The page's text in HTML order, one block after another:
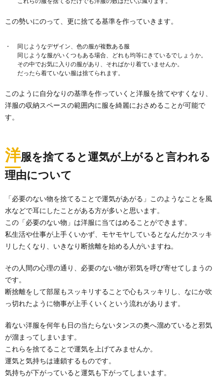
カーペット掃除はまずブラシでホコリや髪
の毛をかき出してから
カーペットにいきなり掃除機をかけるのはＮＧなんで
庭の草むしりを業者に依頼する場合の費用
主婦なら掃除が得意、とは限りません。 当然掃除が苦
手で、いつもしようしようとは思っているのになかな...
壁紙掃除は重曹を上手く使うことで簡単に
汚れを落とせる！
壁紙の掃除をして綺麗にしたいなら、重曹を使ってみ
この勢いにのって、更に捨てる基準を作っていきます。
同じようなデザイン、色の服が複数ある服
同じような服がいくつもある場合、どれも均等にきているでしょうか。
その中でお気に入りの服があり、そればかり着ていませんか。
だったら着ていない服は捨てられます。
このように自分なりの基準を作っていくと洋服を捨てやすくなり、
洋服の収納スペースの範囲内に服を綺麗におさめることが可能で
す。
洋服を捨てると運気が上がると言われる
理由について
「必要のない物を捨てることで運気があがる」このようなことを風
水などで耳にしたことがある方が多いと思います。
この「必要のない物」は洋服に当てはめることができます。
私生活や仕事が上手くいかず、モヤモヤしているとなんだかスッキ
リしたくなり、いきなり断捨離を始める人がいますね。
その人間の心理の通り、必要のない物が邪気を呼び寄せてしまうの
です。
断捨離をして部屋もスッキリすることで心もスッキリし、なにか吹
っ切れたように物事が上手くいくという流れがあります。
着ない洋服を何年も日の当たらないタンスの奥へ溜めていると邪気
が溜まってしまいます。
これらを捨てることで運気を上げてみませんか。
運気と気持ちは連鎖するものです。
気持ちが下がっていると運気も下がってしまいます。